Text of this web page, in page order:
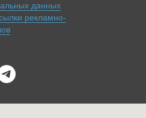
данных
рекламно-